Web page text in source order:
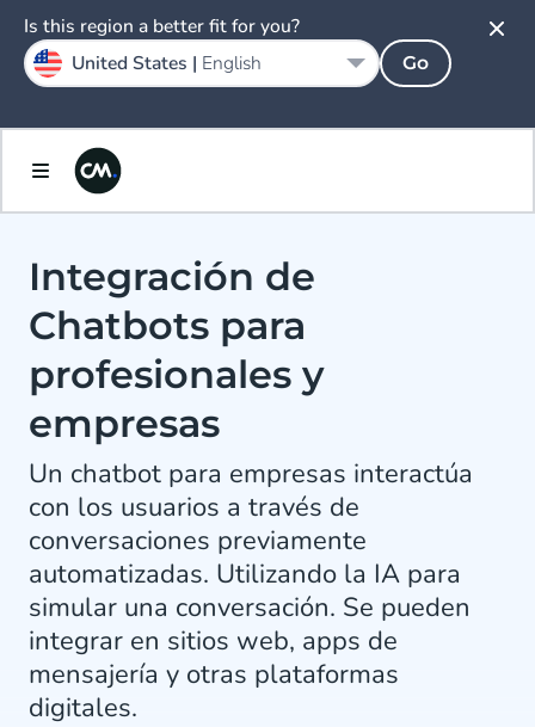
Integración de
Chatbots para
profesionales y
empresas
Un chatbot para empresas interactúa
con los usuarios a través de
conversaciones previamente
automatizadas. Utilizando la IA para
simular una conversación. Se pueden
integrar en sitios web, apps de
mensajería y otras plataformas
digitales.
Is this region a better fit for you?
United States | English Go